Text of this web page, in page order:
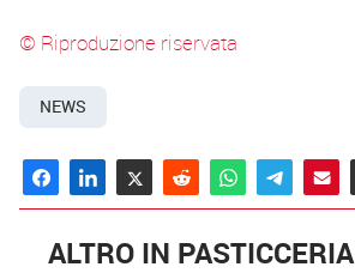
© Riproduzione riservata
NEWS
ALTRO IN PASTICCERIA